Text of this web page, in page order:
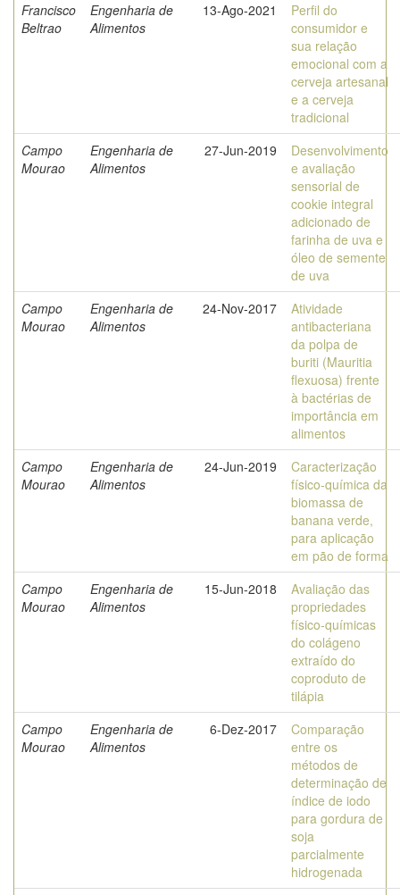
Francisco
Beltrao
Engenharia de
Alimentos
13-Ago-2021
Perfil do
consumidor e
sua relação
emocional com a
cerveja artesanal
e a cerveja
tradicional
Campo
Mourao
Engenharia de
Alimentos
27-Jun-2019
Desenvolvimento
e avaliação
sensorial de
cookie integral
adicionado de
farinha de uva e
óleo de semente
de uva
Campo
Mourao
Engenharia de
Alimentos
24-Nov-2017
Atividade
antibacteriana
da polpa de
buriti (Mauritia
flexuosa) frente
à bactérias de
importância em
alimentos
Campo
Mourao
Engenharia de
Alimentos
24-Jun-2019
Caracterização
físico-química da
biomassa de
banana verde,
para aplicação
em pão de forma
Campo
Mourao
Engenharia de
Alimentos
15-Jun-2018
Avaliação das
propriedades
físico-químicas
do colágeno
extraído do
coproduto de
tilápia
Campo
Mourao
Engenharia de
Alimentos
6-Dez-2017
Comparação
entre os
métodos de
determinação de
índice de iodo
para gordura de
soja
parcialmente
hidrogenada